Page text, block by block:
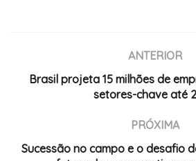
ANTERIOR
Brasil projeta 15 milhões de
setores-chave até
PRÓXIMA
Sucessão no campo e o desafio